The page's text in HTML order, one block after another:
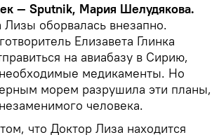
— Sputnik, Мария Шелудякова.
оборвалась внезапно.
Елизавета Глинка
на авиабазу в Сирию,
медикаменты. Но
морем разрушила эти планы,
человека.
что Доктор Лиза находится